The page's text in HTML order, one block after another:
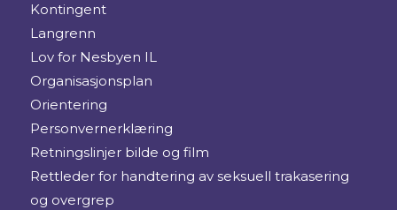
Kontingent
Langrenn
Lov for Nesbyen IL
Organisasjonsplan
Orientering
Personvernerklæring
Retningslinjer bilde og film
Rettleder for handtering av seksuell trakasering
og overgrep